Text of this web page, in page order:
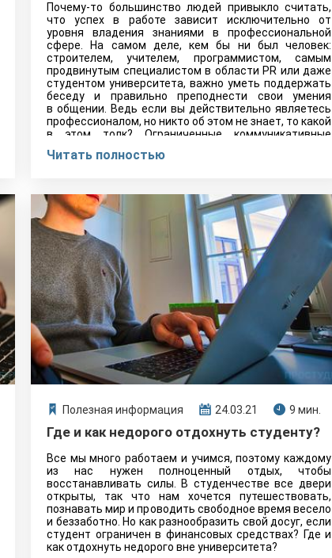
Почему-то большинство людей привыкло считать,
что успех в работе зависит исключительно от
уровня владения знаниями в профессиональной
сфере. На самом деле, кем бы ни был человек:
строителем, учителем, программистом, самым
продвинутым специалистом в области PR или даже
студентом университета, важно уметь поддержать
беседу и правильно преподнести свои умения
в общении. Ведь если вы действительно являетесь
профессионалом, но никто об этом не знает, то какой
в этом толк? Ограниченные коммуникативные
окружения и разнообразие преимуществ, которые
полной свободы в общении и почему это так важно
для студента?
Читать полностью
Полезная информация 24.03.21 9 мин.
Где и как недорого отдохнуть студенту?
Все мы много работаем и учимся, поэтому каждому
из нас нужен полноценный отдых, чтобы
восстанавливать силы. В студенчестве все двери
открыты, так что нам хочется путешествовать,
познавать мир и проводить свободное время весело
и беззаботно. Но как разнообразить свой досуг, если
студент ограничен в финансовых средствах? Где и
как отдохнуть недорого вне университета?